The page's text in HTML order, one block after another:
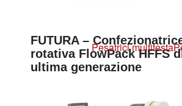
Pesatrici multitesta
FUTURA –
rotativa FlowPack HFFS
ultima generazione